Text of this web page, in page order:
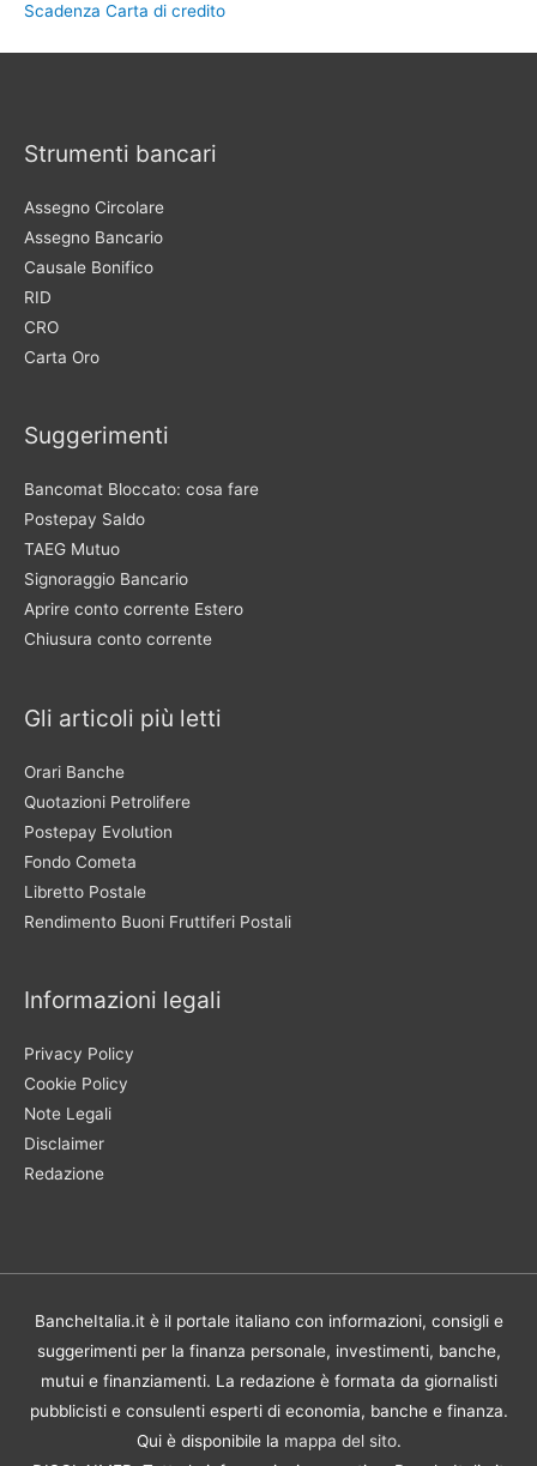
Scadenza Carta di credito
Strumenti bancari
Assegno Circolare
Assegno Bancario
Causale Bonifico
RID
CRO
Carta Oro
Suggerimenti
Bancomat Bloccato: cosa fare
Postepay Saldo
TAEG Mutuo
Signoraggio Bancario
Aprire conto corrente Estero
Chiusura conto corrente
Gli articoli più letti
Orari Banche
Quotazioni Petrolifere
Postepay Evolution
Fondo Cometa
Libretto Postale
Rendimento Buoni Fruttiferi Postali
Informazioni legali
Privacy Policy
Cookie Policy
Note Legali
Disclaimer
Redazione
BancheItalia.it è il portale italiano con informazioni, consigli e
suggerimenti per la finanza personale, investimenti, banche,
mutui e finanziamenti. La redazione è formata da giornalisti
pubblicisti e consulenti esperti di economia, banche e finanza.
Qui è disponibile la mappa del sito.